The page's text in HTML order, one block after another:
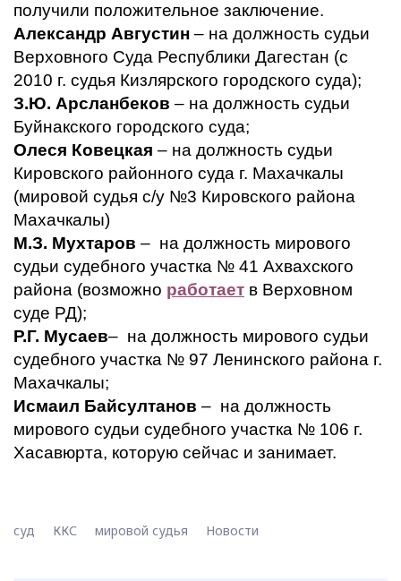
получили положительное заключение.
Александр Августин – на должность судьи
Верховного Суда Республики Дагестан (с
2010 г. судья Кизлярского городского суда);
З.Ю. Арсланбеков – на должность судьи
Буйнакского городского суда;
Олеся Ковецкая – на должность судьи
Кировского районного суда г. Махачкалы
(мировой судья с/у №3 Кировского района
Махачкалы)
М.З. Мухтаров – на должность мирового
судьи судебного участка № 41 Ахвахского
района (возможно работает в Верховном
суде РД);
Р.Г. Мусаев– на должность мирового судьи
судебного участка № 97 Ленинского района г.
Махачкалы;
Исмаил Байсултанов – на должность
мирового судьи судебного участка № 106 г.
Хасавюрта, которую сейчас и занимает.
суд ККС мировой судья Новости